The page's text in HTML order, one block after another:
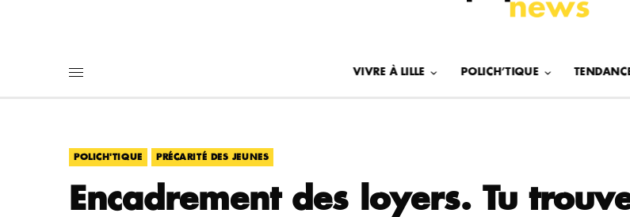
VIVRE À LILLE POLICH’TIQUE
POLICH'TIQUE PRÉCARITÉ DES JEUNES
Encadrement des loyers. Tu